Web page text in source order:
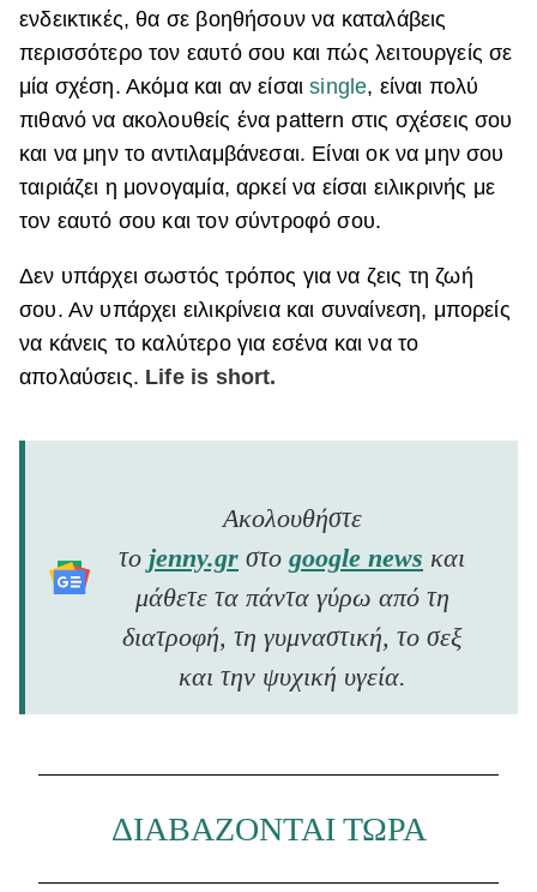
ενδεικτικές, θα σε βοηθήσουν να καταλάβεις
περισσότερο τον εαυτό σου και πώς λειτουργείς σε
μία σχέση. Ακόμα και αν είσαιsingle, είναι πολύ
πιθανό να ακολουθείς ένα pattern στις σχέσεις σου
και να μην το αντιλαμβάνεσαι. Είναι οκ να μην σου
ταιριάζει η μονογαμία, αρκεί να είσαι ειλικρινής με
τον εαυτό σου και τον σύντροφό σου.
Δεν υπάρχει σωστός τρόπος για να ζεις τη ζωή
σου. Αν υπάρχει ειλικρίνεια και συναίνεση, μπορείς
να κάνεις το καλύτερο για εσένα και να το
απολαύσεις. Life is short.
Ακολουθήστε
το jenny.gr στο google news και
μάθετε τα πάντα γύρω από τη
διατροφή, τη γυμναστική, το σεξ
και την ψυχική υγεία.
ΔΙΑΒΑΖΟΝΤΑΙ ΤΩΡΑ